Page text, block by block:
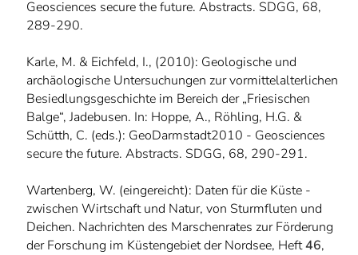
Geosciences secure the future. Abstracts. SDGG, 68,
289-290.
Karle, M. & Eichfeld, I., (2010): Geologische und
archäologische Untersuchungen zur vormittelalterlichen
Besiedlungsgeschichte im Bereich der „Friesischen
Balge“, Jadebusen. In: Hoppe, A., Röhling, H.G. &
Schütth, C. (eds.): GeoDarmstadt2010 - Geosciences
secure the future. Abstracts. SDGG, 68, 290-291.
Wartenberg, W. (eingereicht): Daten für die Küste -
zwischen Wirtschaft und Natur, von Sturmfluten und
Deichen. Nachrichten des Marschenrates zur Förderung
der Forschung im Küstengebiet der Nordsee, Heft46,